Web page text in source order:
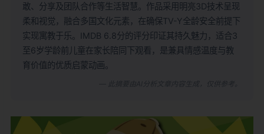
敢、分享及团队合作等生活智慧。作品采用明亮3D技术呈现
柔和视觉，融合多国文化元素，在确保TV-Y全龄安全前提下
实现寓教于乐。IMDB 6.8分的评分印证其持久魅力，适合3
至6岁学龄前儿童在家长陪同下观看，是兼具情感温度与教
育价值的优质启蒙动画。